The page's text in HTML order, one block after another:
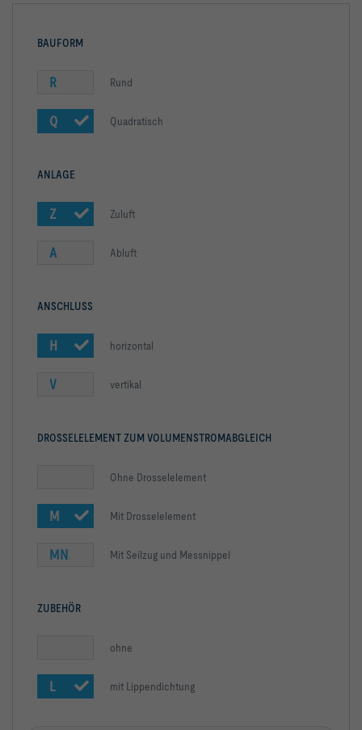
BAUFORM
R Rund
Q Quadratisch
ANLAGE
Z Zuluft
A Abluft
ANSCHLUSS
H horizontal
V vertikal
DROSSELELEMENT ZUM VOLUMENSTROMABGLEICH
Ohne Drosselelement
M Mit Drosselelement
MN Mit Seilzug und Messnippel
ZUBEHÖR
ohne
L mit Lippendichtung